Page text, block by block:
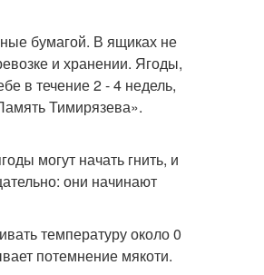
бумагой. В ящиках не
и хранении. Ягоды,
в течение 2 - 4 недель,
Тимирязева».
могут начать гнить, и
они начинают
температуру около 0
потемнение мякоти.